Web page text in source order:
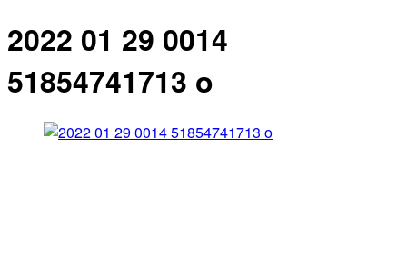
2022 01 29 0014
51854741713 o